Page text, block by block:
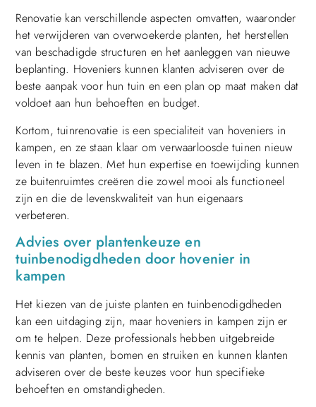
Renovatie kan verschillende aspecten omvatten, waaronder
het verwijderen van overwoekerde planten, het herstellen
van beschadigde structuren en het aanleggen van nieuwe
beplanting. Hoveniers kunnen klanten adviseren over de
beste aanpak voor hun tuin en een plan op maat maken dat
voldoet aan hun behoeften en budget.
Kortom, tuinrenovatie is een specialiteit van hoveniers in
kampen, en ze staan klaar om verwaarloosde tuinen nieuw
leven in te blazen. Met hun expertise en toewijding kunnen
ze buitenruimtes creëren die zowel mooi als functioneel
zijn en die de levenskwaliteit van hun eigenaars
verbeteren.
Advies over plantenkeuze en
tuinbenodigdheden door hovenier in
kampen
Het kiezen van de juiste planten en tuinbenodigdheden
kan een uitdaging zijn, maar hoveniers in kampen zijn er
om te helpen. Deze professionals hebben uitgebreide
kennis van planten, bomen en struiken en kunnen klanten
adviseren over de beste keuzes voor hun specifieke
behoeften en omstandigheden.